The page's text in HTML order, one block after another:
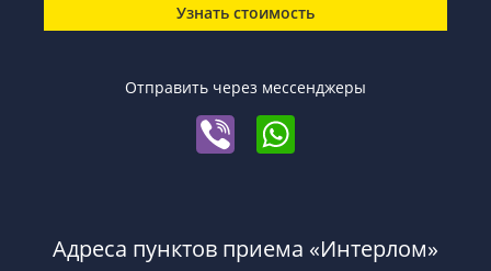
Узнать стоимость
Отправить через мессенджеры
Адреса пунктов приема «Интерлом»